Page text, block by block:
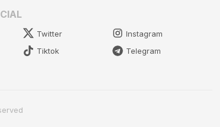
Twitter
Instagram
Tiktok Telegram